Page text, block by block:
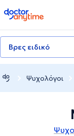
doctoranytime
Βρες ειδικό
Ψυχολόγοι